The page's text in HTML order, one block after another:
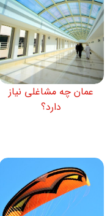
عمان چه مشاغلی نیاز
دارد؟